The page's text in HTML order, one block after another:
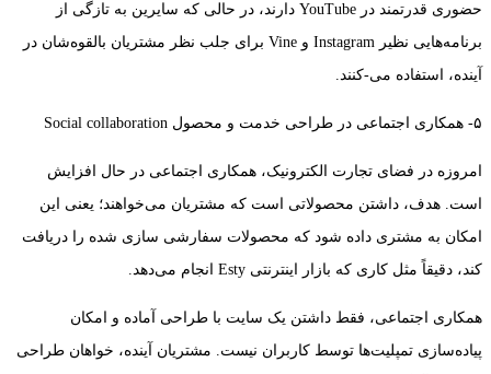
حضوری قدرتمند در YouTube دارند، در حالی که سایرین به تازگی از
برنامه‌هایی نظیر Instagram و Vine برای جلب نظر مشتریان بالقوه‌شان در
آینده، استفاده می-کنند.
۵- همکاری اجتماعی در طراحی خدمت و محصول Social collaboration
امروزه در فضای تجارت الکترونیک، همکاری اجتماعی در حال افزایش
است. هدف، داشتن محصولاتی است که مشتریان می‌خواهند؛ یعنی این
امکان به مشتری داده شود که محصولات سفارشی سازی شده را دریافت
کند، دقیقاً مثل کاری که بازار اینترنتی Esty انجام می‌دهد.
همکاری اجتماعی، فقط داشتن یک سایت با طراحی آماده و امکان
پیاده‌سازی تمپلیت‌ها توسط کاربران نیست. مشتریان آینده، خواهان طراحی